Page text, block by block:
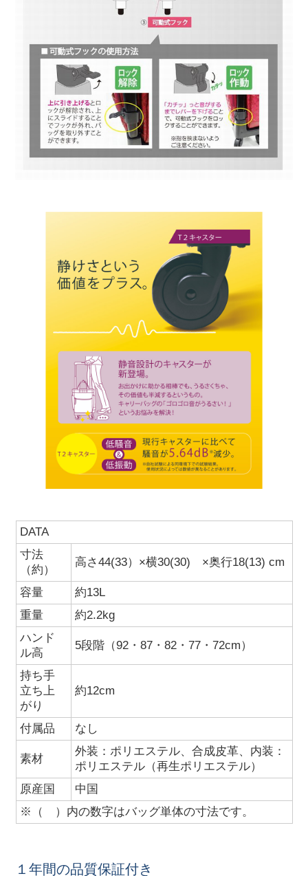
DATA
寸法
（約）
高さ44(33）×横30(30) ×奥行18(13) cm
容量
約13L
重量
約2.2kg
ハンド
ル高
5段階（92・87・82・77・72cm）
持ち手
立ち上
がり
約12cm
付属品 なし
素材
外装：ポリエステル、合成皮革、内装：
ポリエステル（再生ポリエステル）
原産国
中国
※（ ）内の数字はバッグ単体の寸法です。
１年間の品質保証付き